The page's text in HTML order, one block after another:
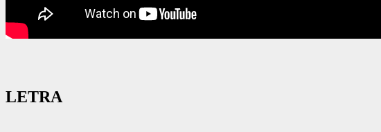
LETRA